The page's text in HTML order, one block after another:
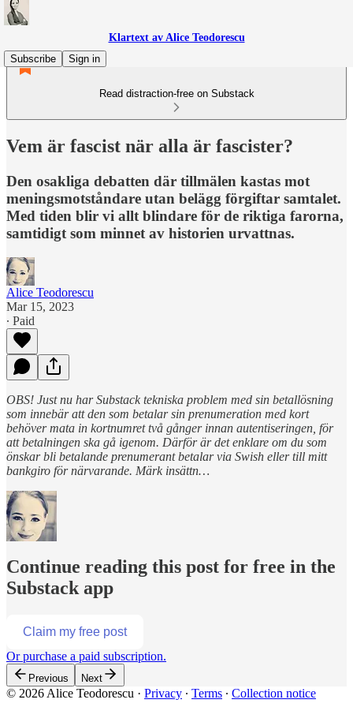
Klartext av Alice Teodorescu
Subscribe
Sign in
Read distraction-free on Substack
Vem är fascist när alla är fascister?
Den osakliga debatten där tillmälen kastas mot
meningsmotståndare utan belägg förgiftar samtalet.
Med tiden blir vi allt blindare för de riktiga farorna,
samtidigt som minnet av historien urvattnas.
Alice Teodorescu
Mar 15, 2023
∙ Paid
OBS! Just nu har Substack tekniska problem med sin betallösning
som innebär att den som betalar sin prenumeration med kort
behöver mata in kortnumret två gånger innan autentiseringen, för
att betalningen ska gå igenom. Därför är det enklare om du som
önskar bli betalande prenumerant betalar via Swish eller till mitt
bankgiro för närvarande. Märk insättn…
Continue reading this post for free in the
Substack app
Claim my free post
Or purchase a paid subscription.
Previous Next
© 2026 Alice Teodorescu · Privacy ∙ Terms ∙ Collection notice